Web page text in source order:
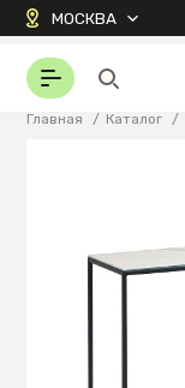
МОСКВА
Главная / Каталог /